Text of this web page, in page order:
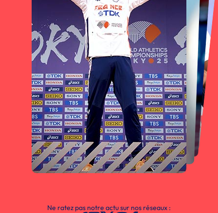
Ne ratez pas notre actu sur nos réseaux :